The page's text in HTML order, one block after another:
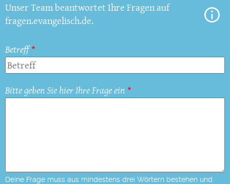
Unser Team beantwortet Ihre Fragen auf
fragen.evangelisch.de.
Betreff
Bitte geben Sie hier Ihre Frage ein
Deine Frage muss aus mindestens drei Wörtern bestehen und